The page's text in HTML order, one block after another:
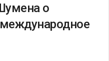
о